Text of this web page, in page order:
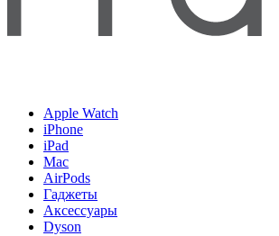
Apple Watch
iPhone
iPad
Mac
AirPods
Гаджеты
Аксессуары
Dyson